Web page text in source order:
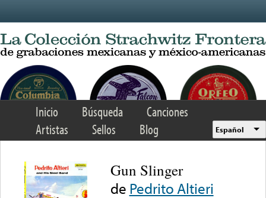
Inicio Búsqueda
Canciones
Artistas
Sellos Blog Español
Gun Slinger
de Pedrito Altieri